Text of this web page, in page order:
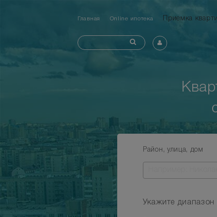
Главная Online ипотека Приемка
Район, улица, дом
Укажите диапазон